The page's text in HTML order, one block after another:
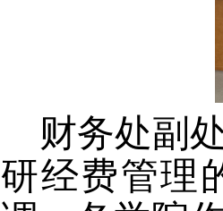
财务处副
研经费管理